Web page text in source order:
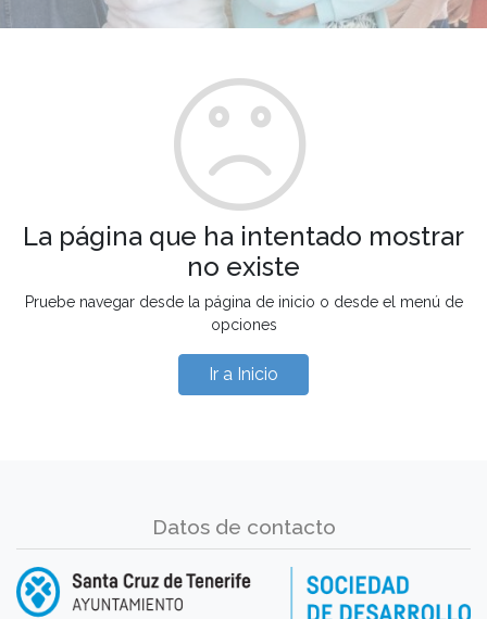
La página que ha intentado mostrar
no existe
Pruebe navegar desde la página de inicio o desde el menú de
opciones
Ir a Inicio
Datos de contacto